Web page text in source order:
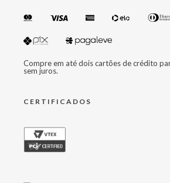
Compre em até dois cartões de crédito
sem juros.
CERTIFICADOS